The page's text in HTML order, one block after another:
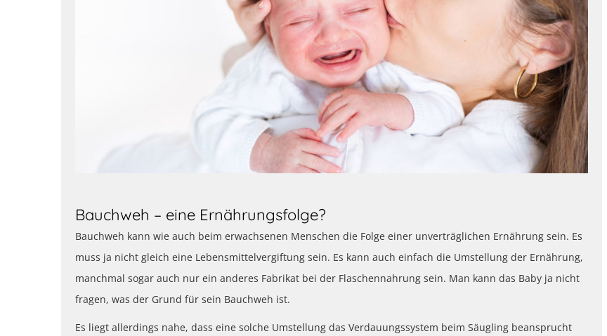
Bauchweh – eine Ernährungsfolge?
Bauchweh kann wie auch beim erwachsenen Menschen die Folge einer unverträglichen Ernährung sein. Es
muss ja nicht gleich eine Lebensmittelvergiftung sein. Es kann auch einfach die Umstellung der Ernährung,
manchmal sogar auch nur ein anderes Fabrikat bei der Flaschennahrung sein. Man kann das Baby ja nicht
fragen, was der Grund für sein Bauchweh ist.
Es liegt allerdings nahe, dass eine solche Umstellung das Verdauungssystem beim Säugling beansprucht